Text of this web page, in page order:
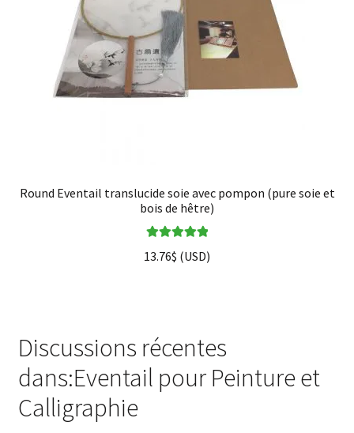
Round Eventail translucide soie avec pompon (pure soie et
bois de hêtre)
5
13.76$ (USD)
Discussions récentes
dans:Eventail pour Peinture et
Calligraphie